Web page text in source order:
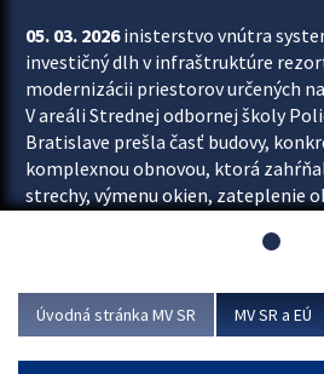
05. 03. 2026inisterstvo vnútra
investičný dlh v infraštruktúre
modernizácii priestorov určených
V areáli Strednej odbornej školy
Bratislave prešla časť budovy,
komplexnou obnovou, ktorá
strechy, výmenu okien, zateplenie
aj interiéru, kde vznikli nové učebne
Viac
Úvodná stránka MV SR MV SR a EÚ